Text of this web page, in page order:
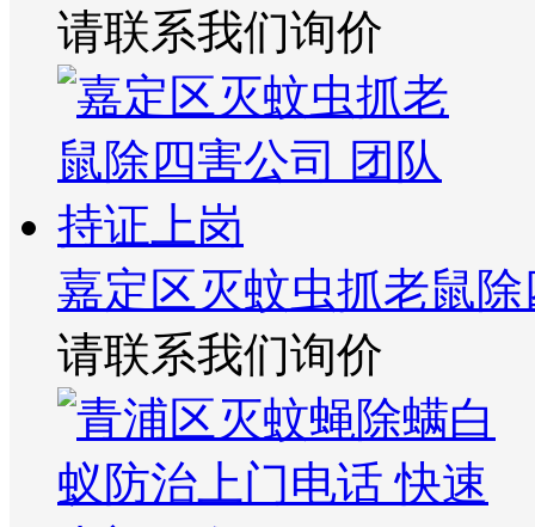
请联系我们询价
嘉定区灭蚊虫抓老鼠
请联系我们询价